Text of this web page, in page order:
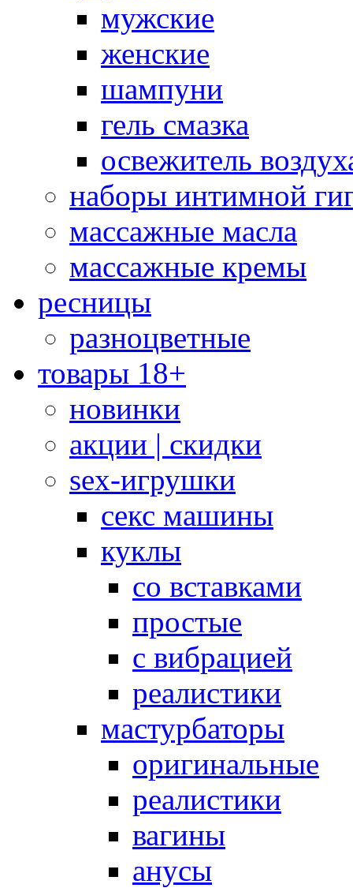
мужские
женские
шампуни
гель смазка
освежитель
наборы интимной
массажные масла
массажные кремы
ресницы
разноцветные
товары 18+
новинки
акции | скидки
sex-игрушки
секс машины
куклы
со вставками
простые
с вибрацией
реалистики
мастурбаторы
оригинальные
реалистики
вагины
анусы